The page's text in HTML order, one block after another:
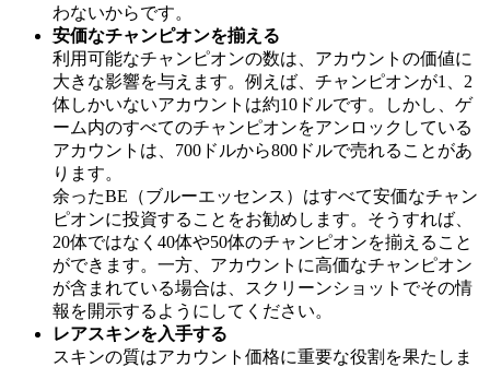
わないからです。
安価なチャンピオンを揃える
利用可能なチャンピオンの数は、アカウントの価値に
大きな影響を与えます。例えば、チャンピオンが1、2
体しかいないアカウントは約10ドルです。しかし、ゲ
ーム内のすべてのチャンピオンをアンロックしている
アカウントは、700ドルから800ドルで売れることがあ
ります。
余ったBE（ブルーエッセンス）はすべて安価なチャン
ピオンに投資することをお勧めします。そうすれば、
20体ではなく40体や50体のチャンピオンを揃えること
ができます。一方、アカウントに高価なチャンピオン
が含まれている場合は、スクリーンショットでその情
報を開示するようにしてください。
レアスキンを入手する
スキンの質はアカウント価格に重要な役割を果たしま